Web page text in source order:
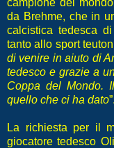
campione del
da Brehme, che in
calcistica tedesca
tanto allo sport
di venire in aiuto di
tedesco e grazie a
Coppa del Mondo.
quello che ci ha dato”.
La richiesta per il
giocatore tedesco